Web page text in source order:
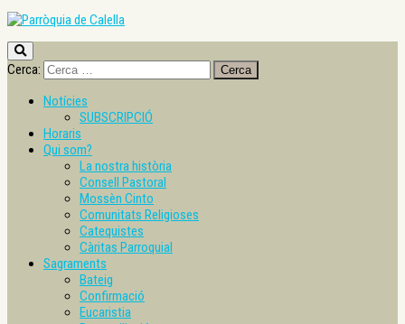
Cerca:
Notícies
SUBSCRIPCIÓ
Horaris
Qui som?
La nostra història
Consell Pastoral
Mossèn Cinto
Comunitats Religioses
Catequistes
Càritas Parroquial
Sagraments
Bateig
Confirmació
Eucaristia